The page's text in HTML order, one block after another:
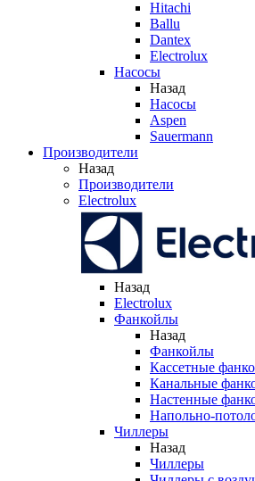
Hitachi
Ballu
Dantex
Electrolux
Насосы
Назад
Насосы
Aspen
Sauermann
Производители
Назад
Производители
Electrolux
Назад
Electrolux
Фанкойлы
Назад
Фанкойлы
Кассетные
Канальные
Настенные
Напольно-
Чиллеры
Назад
Чиллеры